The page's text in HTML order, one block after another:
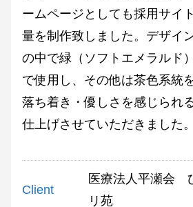
ームページとしても採用サイ
量を制作致しました。デザイ
の中で緑（ソフトエメラルド
で使用し、その他は茶色系統
落ち着き・優しさを感じられ
仕上げさせていただきました。
Client
医療法人平瀬会
リ苑